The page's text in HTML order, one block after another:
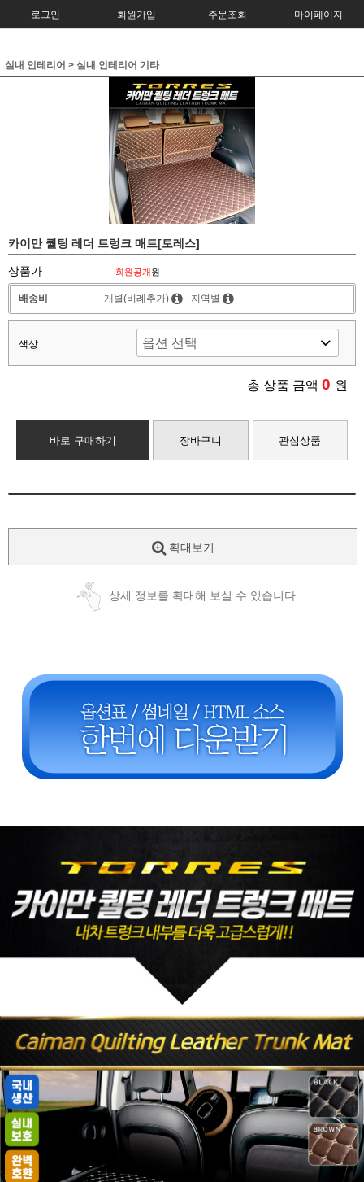
로그인 회원가입 주문조회 마이페이지
실내 인테리어 > 실내 인테리어 기타
카이만 퀄팅 레더 트렁크 매트[토레스]
상품가 회원공개원
배송비 개별(비례추가) 지역별
색상
총 상품 금액 0 원
바로 구매하기 장바구니 관심상품
확대보기
상세 정보를 확대해 보실 수 있습니다